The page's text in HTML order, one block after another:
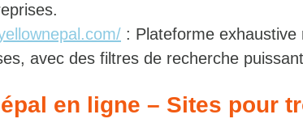
: Plateforme exhaustive
avec des filtres de recherche
en ligne – Sites pour